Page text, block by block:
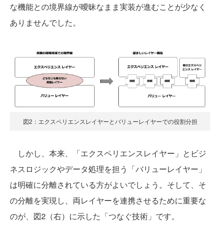
な機能との境界線が曖昧なまま実装が進むことが少なく
ありませんでした。
図2：エクスペリエンスレイヤーとバリューレイヤーでの役割分担
しかし、本来、「エクスペリエンスレイヤー」とビジ
ネスロジックやデータ処理を担う「バリューレイヤー」
は明確に分離されている方がよいでしょう。そして、そ
の分離を実現し、両レイヤーを連携させるために重要な
のが、図2（右）に示した「つなぐ技術」です。